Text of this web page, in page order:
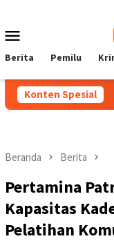
konten
Mobile
Berita Pemilu
Konten Spesial
Disalurkan
Beranda Berita
Pertamina
Kapasitas
Pelatihan